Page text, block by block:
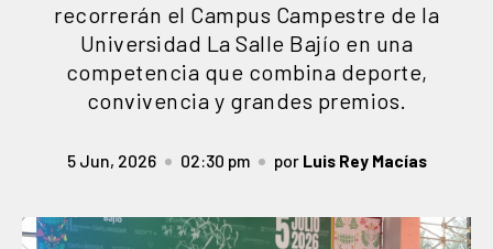
recorrerán el Campus Campestre de la
Universidad La Salle Bajío en una
competencia que combina deporte,
convivencia y grandes premios.
5 Jun, 2026 02:30 pm por Luis Rey Macías